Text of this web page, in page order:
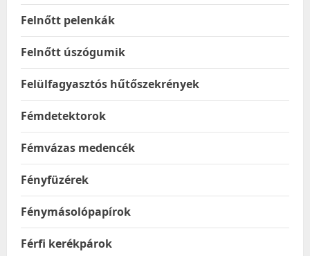
Felnőtt pelenkák
Felnőtt úszógumik
Felülfagyasztós hűtőszekrények
Fémdetektorok
Fémvázas medencék
Fényfüzérek
Fénymásolópapírok
Férfi kerékpárok